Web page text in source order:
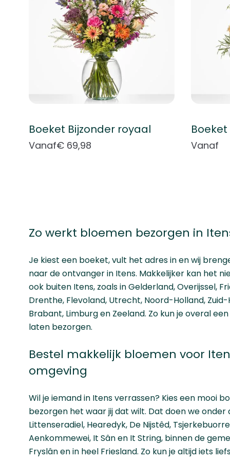
Boeket Bijzonder royaal
Vanaf€ 69,98 Vanaf
Zo werkt bloemen bezorgen in
Je kiest een boeket, vult het adres in en wij
naar de ontvanger in Itens. Makkelijker kan het
ook buiten Itens, zoals inGelderland,Overijssel,
Drenthe, Flevoland, Utrecht, Noord-Holland,
Brabant, Limburgen Zeeland. Zo kun je overal
laten bezorgen.
Bestel makkelijk bloemen voor
omgeving
Wil je iemand in Itens verrassen? Kies een mooi
bezorgen het waar jij dat wilt. Dat doen we onder
Littenseradiel, Hearedyk, De Nijstêd,
Aenkommewei, It Sân en It String, binnen de
Fryslân en in heel Friesland. Zo kun je altijd iets